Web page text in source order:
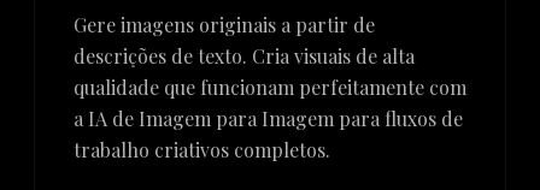
Gere imagens originais a partir de
descrições de texto. Cria visuais de alta
qualidade que funcionam perfeitamente com
a IA de Imagem para Imagem para fluxos de
trabalho criativos completos.